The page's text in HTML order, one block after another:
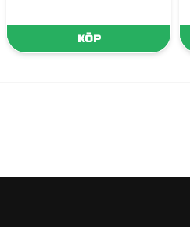
KÖP